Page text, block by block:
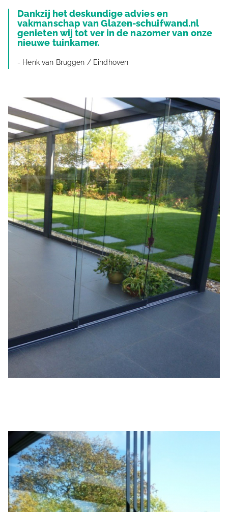
Dankzij het deskundige advies en
vakmanschap van Glazen-schuifwand.nl
genieten wij tot ver in de nazomer van onze
nieuwe tuinkamer.
- Henk van Bruggen / Eindhoven